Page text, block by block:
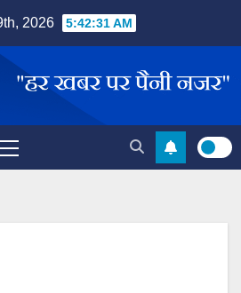
2026 5:42:32 AM